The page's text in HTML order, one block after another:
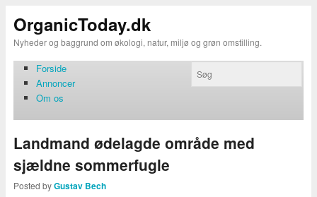
OrganicToday.dk
Nyheder og baggrund om økologi, natur, miljø og grøn omstilling.
Forside
Annoncer
Om os
Landmand ødelagde område med
sjældne sommerfugle
Posted byGustav Bech